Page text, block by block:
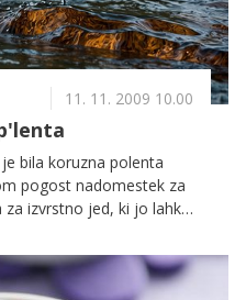
11. 11. 2009 10.00
bila koruzna polenta
pogost nadomestek za
za izvrstno jed, ki jo lahko
polento.